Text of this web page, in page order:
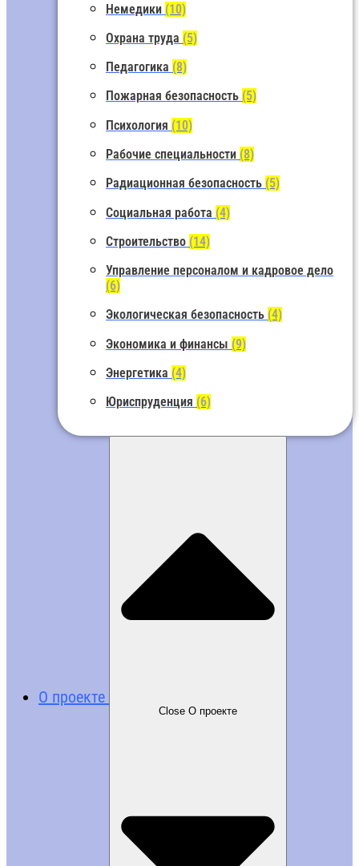
Немедики (10)
Охрана труда (5)
Педагогика (8)
Пожарная безопасность (5)
Психология (10)
Рабочие специальности (8)
Радиационная безопасность (5)
Социальная работа (4)
Строительство (14)
Управление персоналом и кадровое дело
(6)
Экологическая безопасность (4)
Экономика и финансы (9)
Энергетика (4)
Юриспруденция (6)
О проекте
Close О проекте